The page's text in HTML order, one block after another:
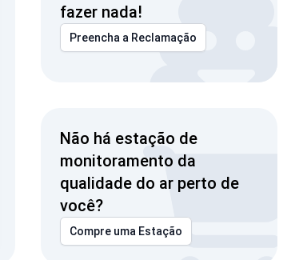
fazer nada!
Preencha a Reclamação
Não há estação de
monitoramento da
qualidade do ar perto de
você?
Compre uma Estação